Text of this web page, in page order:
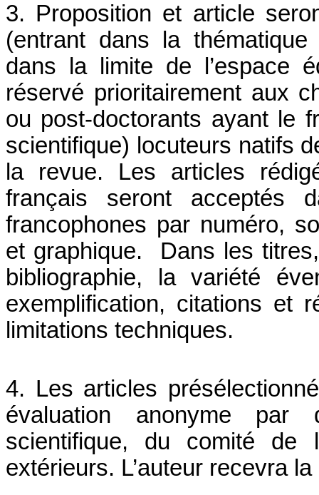
3. Proposition et article
(entrant dans la
dans la limite de l’espace
réservé prioritairement aux
ou post-doctorants ayant le
scientifique) locuteurs natifs
la revue. Les articles
français seront
francophones par numéro,
et graphique. Dans les
bibliographie, la variété
exemplification, citations et
limitations techniques.
4. Les articles
évaluation anonyme
scientifique, du comité de
extérieurs. L’auteur recevra